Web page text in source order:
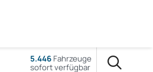
5.446Fahrzeuge
sofort verfügbar